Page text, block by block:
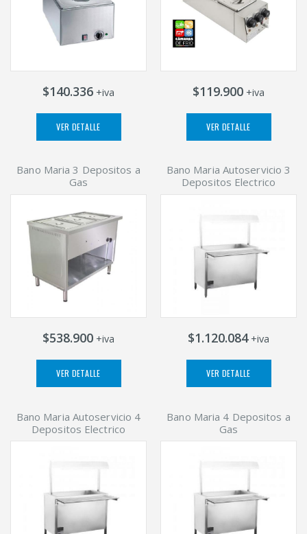
$140.336 +iva
VER DETALLE
$119.900 +iva
VER DETALLE
Bano Maria 3 Depositos a
Gas
$538.900 +iva
VER DETALLE
Bano Maria Autoservicio 3
Depositos Electrico
$1.120.084+iva
VER DETALLE
Bano Maria Autoservicio 4
Depositos Electrico
Bano Maria 4 Depositos a
Gas